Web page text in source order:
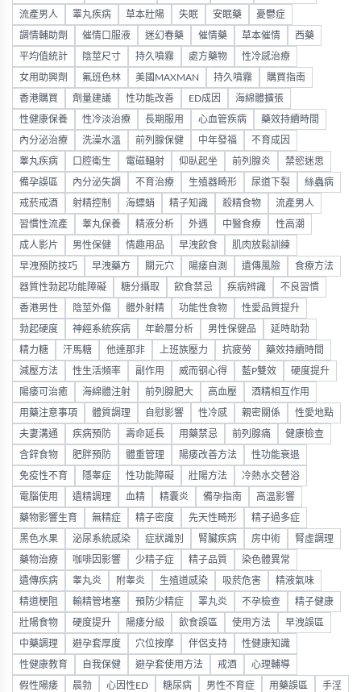
流產男人 睪丸疾病 草本壯陽 失眠 安眠藥 憂鬱症
調情輔助劑 催情口服液 迷幻春藥 催情藥 草本催情 西藥
平均值統計 陰莖尺寸 持久噴霧 處方藥物 性冷感治療
女用助興劑 氟班色林 美國MAXMAN 持久噴霧 購買指南
香港購買 劑量建議 性功能改善 ED成因 海綿體擴張
性健康保養 性冷淡治療 長期服用 心血管疾病 藥效持續時間
內分泌治療 洗澡水溫 前列腺保健 中年發福 不育成因
睾丸疾病 口腔衛生 電磁輻射 仰臥起坐 前列腺炎 禁慾迷思
備孕誤區 內分泌失調 不育治療 生殖器畸形 尿道下裂 絲蟲病
戒菸戒酒 射精控制 海螵蛸 精子知識 殺精食物 流產男人
習慣性流產 睾丸保養 精液分析 外遇 中醫食療 性高潮
成人影片 男性保健 情趣用品 早洩飲食 肌肉放鬆訓練
早洩預防技巧 早洩藥方 關元穴 陽痿自測 遺傳風險 食療方法
器質性勃起功能障礙 糖分攝取 飲食禁忌 疾病辨識 不良習慣
香港男性 陰莖外傷 體外射精 功能性食物 性愛品質提升
勃起硬度 神經系統疾病 年齡層分析 男性保健品 延時助勃
精力糖 汗馬糖 他達那非 上班族壓力 抗疲勞 藥效持續時間
減壓方法 性生活頻率 副作用 威而钢心得 藍P雙效 硬度提升
陽痿可治癒 海綿體注射 前列腺肥大 高血壓 酒精相互作用
用藥注意事項 體質調理 自慰影響 性冷感 親密關係 性愛地點
夫妻溝通 疾病預防 壽命延長 用藥禁忌 前列腺痛 健康檢查
含鋅食物 肥胖預防 體重管理 陽痿改善方法 性功能衰退
免疫性不育 隱睾症 性功能障礙 壯陽方法 冷熱水交替浴
電腦使用 遺精調理 血精 精囊炎 備孕指南 高溫影響
藥物影響生育 無精症 精子密度 先天性畸形 精子過多症
黑色水果 泌尿系統感染 症狀識別 腎臟疾病 房中術 腎虛調理
藥物治療 咖啡因影響 少精子症 精子品質 染色體異常
遺傳疾病 睾丸炎 附睾炎 生殖道感染 吸菸危害 精液氣味
精道梗阻 輸精管堵塞 預防少精症 睪丸炎 不孕檢查 精子健康
壯陽食物 硬度提升 陽痿分級 飲食誤區 使用方法 早洩誤區
中藥調理 避孕套厚度 穴位按摩 伴侶支持 性健康知識
性健康教育 自我保健 避孕套使用方法 戒酒 心理輔導
假性陽痿 晨勃 心因性ED 糖尿病 男性不育症 用藥誤區 手淫